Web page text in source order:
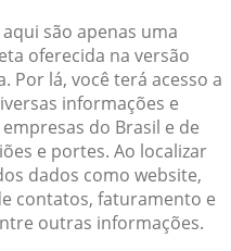
são apenas uma
oferecida na versão
Por lá, você terá acesso a
informações e
do Brasil e de
e portes. Ao localizar
dados como website,
contatos, faturamento e
outras informações.